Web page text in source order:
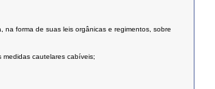
na forma de suas leis orgânicas e regimentos, sobre
cautelares cabíveis;